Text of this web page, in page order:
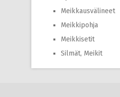
Meikkausvälineet
Meikkipohja
Meikkisetit
Silmät, Meikit